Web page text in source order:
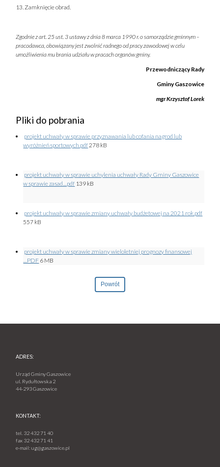
13. Zamknięcie obrad.
Zgodnie z art. 25 ust. 3 ustawy z dnia 8 marca 1990 r. o samorządzie gminnym –
pracodawca, obowiązany jest zwolnić radnego od pracy zawodowej w celu
umożliwienia mu brania udziału w pracach organów gminy.
Przewodniczący Rady
Gminy Gaszowice
mgr Krzysztof Lorek
Pliki do pobrania
projekt uchwały w sprawie przyznawania lub cofania nagrod lub
wyróżnień sportowych.pdf278 kB
projekt uchwały w sprawie uchylenia uchwały Rady Gminy Gaszowice
w sprawie zasad....pdf 139 kB
projekt uchwały w sprawie zmiany uchwały budżetowej na 2021 rok.pdf
557 kB
projekt uchwały w sprawie zmiany wieloletniej prognozy finansowej
....PDF 6 MB
Powrót
ADRES:
Urząd Gminy Gaszowice
ul. Rydułtowska 2
44-293 Gaszowice
KONTAKT:
tel. 32 432 71 40
fax 32 432 71 41
e-mail:ug@gaszowice.pl